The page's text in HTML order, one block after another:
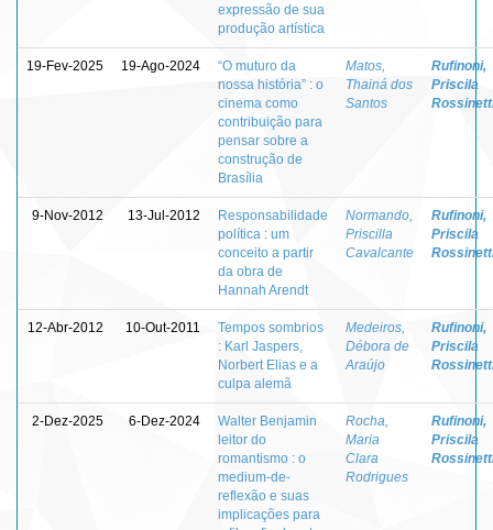
expressão de sua
produção artística
19-Fev-2025 19-Ago-2024
“O muturo da
nossa história” : o
cinema como
contribuição para
pensar sobre a
construção de
Brasília
Matos,
Thainá dos
Santos
Rufinoni,
Priscila
9-Nov-2012 13-Jul-2012
Responsabilidade
política : um
conceito a partir
da obra de
Hannah Arendt
Normando,
Priscilla
Cavalcante
Rufinoni,
Priscila
12-Abr-2012 10-Out-2011
Tempos sombrios
: Karl Jaspers,
Norbert Elias e a
culpa alemã
Medeiros,
Débora de
Araújo
Rufinoni,
Priscila
2-Dez-2025 6-Dez-2024
Walter Benjamin
leitor do
romantismo : o
medium-de-
reflexão e suas
implicações para
Rocha,
Maria
Clara
Rodrigues
Rufinoni,
Priscila